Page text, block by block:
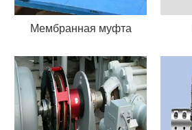
Мембранная муфта